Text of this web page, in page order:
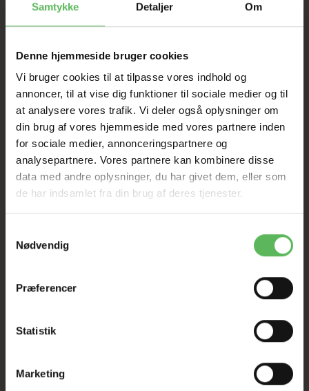
Samtykke Detaljer Om
Denne hjemmeside bruger cookies
Vi bruger cookies til at tilpasse vores indhold og
annoncer, til at vise dig funktioner til sociale medier og til
at analysere vores trafik. Vi deler også oplysninger om
din brug af vores hjemmeside med vores partnere inden
for sociale medier, annonceringspartnere og
analysepartnere. Vores partnere kan kombinere disse
data med andre oplysninger, du har givet dem, eller som
de har indsamlet fra din brug af deres tjenester.
Nødvendig
Præferencer
Statistik
Marketing
I FYSISK BUTIKKERE
ANDRE KØBTE OGSÅ
-12%
LAKSE KRONCH
ORGINAL MED 100%